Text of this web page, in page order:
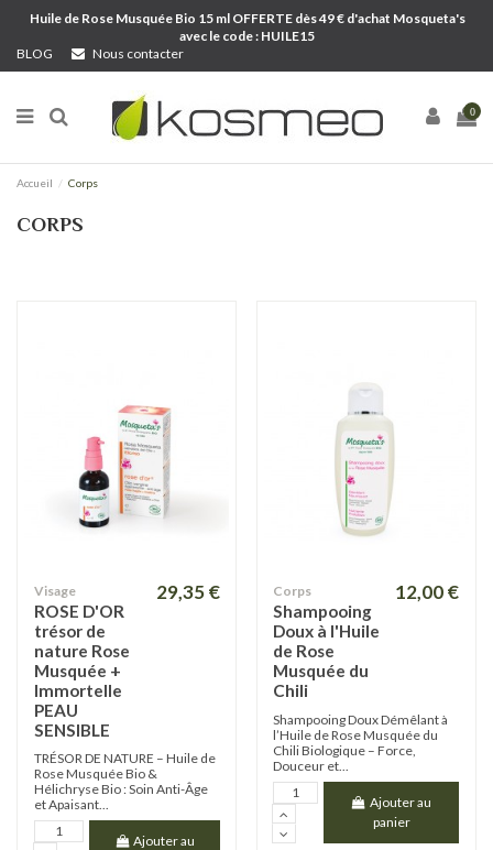
Huile de Rose Musquée Bio 15 ml OFFERTE dès 49 € d'achat Mosqueta's
avec le code : HUILE15
BLOG
Nous contacter
0
Accueil Corps
CORPS
Visage
ROSE D'OR
trésor de
nature Rose
Musquée +
Immortelle
PEAU
SENSIBLE
29,35 €
TRÉSOR DE NATURE – Huile de
Rose Musquée Bio &
Hélichryse Bio : Soin Anti-Âge
et Apaisant...
Ajouter au
Corps
Shampooing
Doux à l'Huile
de Rose
Musquée du
Chili
12,00 €
Shampooing Doux Démêlant à
l’Huile de Rose Musquée du
Chili Biologique – Force,
Douceur et...
Ajouter au
panier